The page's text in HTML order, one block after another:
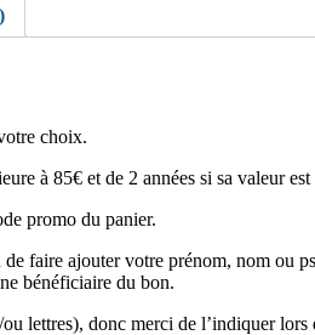
choix.
à 85€ et de 2 années si sa valeur
promo du panier.
faire ajouter votre prénom, nom ou
bénéficiaire du bon.
lettres), donc merci de l’indiquer lors